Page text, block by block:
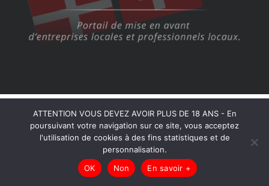
© Copyright 2026808 –Les Entreprises Locales–
Mentions Légales – RGPD – Protection de la vie privée –
Gestion des cookies – Médiateur de la consommation –
ATTENTION VOUS DEVEZ AVOIR PLUS DE 18 ANS - En
poursuivant votre navigation sur ce site, vous acceptez
l'utilisation de cookies à des fins statistiques et de
personnalisation.
OK
Non En savoir +